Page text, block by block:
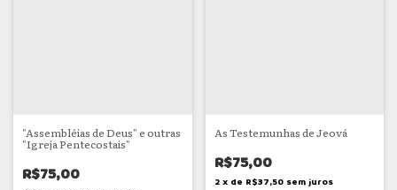
"Assembléias de Deus" e outras
"Igreja Pentecostais"
R$75,00
As Testemunhas de Jeová
R$75,00
2 x de R$37,50 sem juros